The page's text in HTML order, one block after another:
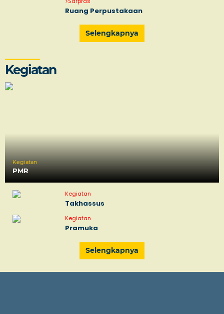
Ruang Perpustakaan
Selengkapnya
Kegiatan
Kegiatan
PMR
Kegiatan
Takhassus
Kegiatan
Pramuka
Selengkapnya